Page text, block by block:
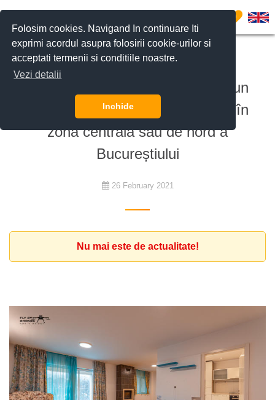
Folosim cookies. Navigand In continuare Iti
exprimi acordul asupra folosirii cookie-urilor si
acceptati termenii si conditiile noastre.
Vezi detalii
Inchide
0
De închiriat
Cuplu tânăr de americani caută un
apartament cu minim 3 camere, în
zona centrală sau de nord a
Bucureștiului
26 February 2021
Nu mai este de actualitate!